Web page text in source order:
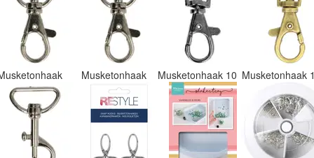
Musketonhaak Musketonhaak 10 Musketonhaak